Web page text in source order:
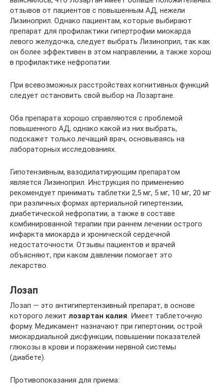
отзывов от пациентов с повышенным АД, нежели
Лизиноприл. Однако пациентам, которые выбирают
препарат для профилактики гипертрофии миокарда
левого желудочка, следует выбрать Лизиноприл, так как
он более эффективен в этом направлении, а также хорош
в профилактике нефропатии.
При всевозможных расстройствах когнитивных функций
следует остановить свой выбор на Лозартане.
Оба препарата хорошо справляются с проблемой
повышенного АД, однако какой из них выбрать,
подскажет только лечащий врач, основываясь на
лабораторных исследованиях.
Гипотензивным, вазодилатирующим препаратом
является Лизиноприл. Инструкция по применению
рекомендует принимать таблетки 2,5 мг, 5 мг, 10 мг, 20 мг
при различных формах артериальной гипертензии,
диабетической нефропатии, а также в составе
комбинированной терапии при раннем лечении острого
инфаркта миокарда и хронической сердечной
недостаточности. Отзывы пациентов и врачей
объясняют, при каком давлении помогает это
лекарство.
Лозап
Лозап — это антигипертензивный препарат, в основе
которого лежит лозартан калия . Имеет таблеточную
форму. Медикамент назначают при гипертонии, острой
миокардиальной дисфункции, повышении показателей
глюкозы в крови и поражении нервной системы
(диабете).
Противопоказания для приема: